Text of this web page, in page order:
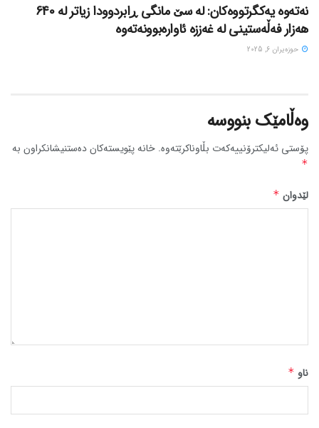
نەتەوە یەکگرتووەکان: لە سێ مانگی ڕابردوودا زیاتر لە 640
هەزار فەڵەستینی لە غەززە ئاوارەبوونەتەوە
حوزه‌یران 6, 2025
وەڵامێک بنووسە
پۆستی ئەلیکترۆنییەکەت بڵاوناکرێتەوە. خانە پێویستەکان دەستنیشانکراون بە
*
لێدوان *
ناو *